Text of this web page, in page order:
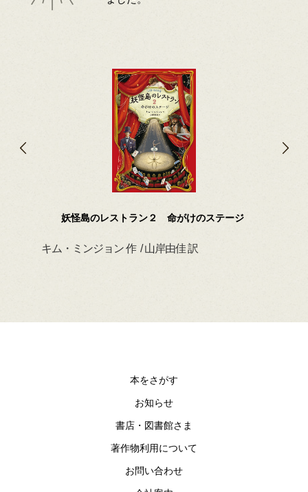
妖怪島のレストラン２ 命がけのステージ
キム・ミンジョン 作 / 山岸由佳 訳
本をさがす
お知らせ
書店・図書館さま
著作物利用について
お問い合わせ